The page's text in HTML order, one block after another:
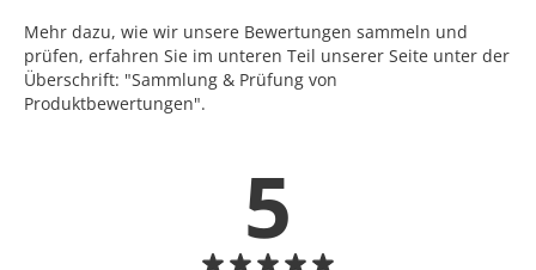
Mehr dazu, wie wir unsere Bewertungen sammeln und
prüfen, erfahren Sie im unteren Teil unserer Seite unter der
Überschrift: "Sammlung & Prüfung von
Produktbewertungen".
5